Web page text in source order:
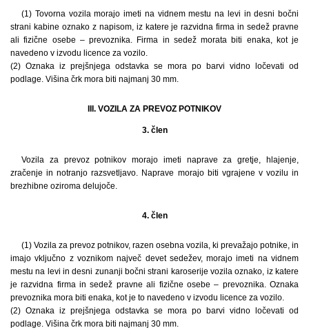
(1) Tovorna vozila morajo imeti na vidnem mestu na levi in desni bočni
strani kabine oznako z napisom, iz katere je razvidna firma in sedež pravne
ali fizične osebe – prevoznika. Firma in sedež morata biti enaka, kot je
navedeno v izvodu licence za vozilo.
(2) Oznaka iz prejšnjega odstavka se mora po barvi vidno ločevati od
podlage. Višina črk mora biti najmanj 30 mm.
III. VOZILA ZA PREVOZ POTNIKOV
3. člen
Vozila za prevoz potnikov morajo imeti naprave za gretje, hlajenje,
zračenje in notranjo razsvetljavo. Naprave morajo biti vgrajene v vozilu in
brezhibne oziroma delujoče.
4. člen
(1) Vozila za prevoz potnikov, razen osebna vozila, ki prevažajo potnike, in
imajo vključno z voznikom največ devet sedežev, morajo imeti na vidnem
mestu na levi in desni zunanji bočni strani karoserije vozila oznako, iz katere
je razvidna firma in sedež pravne ali fizične osebe – prevoznika. Oznaka
prevoznika mora biti enaka, kot je to navedeno v izvodu licence za vozilo.
(2) Oznaka iz prejšnjega odstavka se mora po barvi vidno ločevati od
podlage. Višina črk mora biti najmanj 30 mm.